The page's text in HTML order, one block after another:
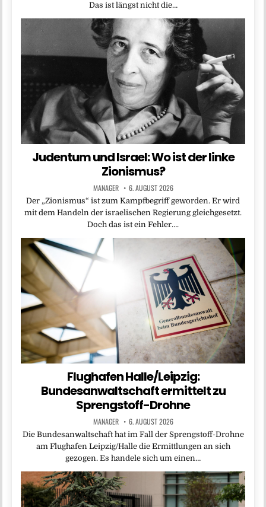
Das ist längst nicht die…
Judentum und Israel: Wo ist der linke
Zionismus?
MANAGER 6. AUGUST 2026
Der „Zionismus“ ist zum Kampfbegriff geworden. Er wird
mit dem Handeln der israelischen Regierung gleichgesetzt.
Doch das ist ein Fehler….
Flughafen Halle/Leipzig:
Bundesanwaltschaft ermittelt zu
Sprengstoff-Drohne
MANAGER 6. AUGUST 2026
Die Bundesanwaltschaft hat im Fall der Sprengstoff-Drohne
am Flughafen Leipzig/Halle die Ermittlungen an sich
gezogen. Es handele sich um einen…